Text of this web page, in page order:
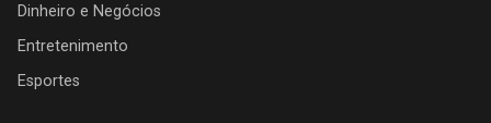
Dinheiro e Negócios
Entretenimento
Esportes